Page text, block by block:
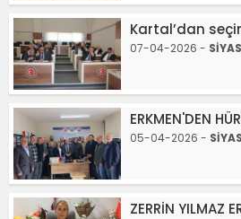
Kartal’dan
07-04-2026 -
ERKMEN'DEN
05-04-2026 -
ZERRİN YILMAZ